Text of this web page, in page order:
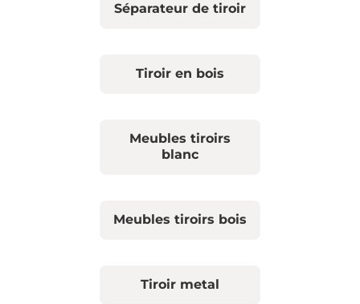
Séparateur de tiroir
Tiroir en bois
Meubles tiroirs
blanc
Meubles tiroirs bois
Tiroir metal